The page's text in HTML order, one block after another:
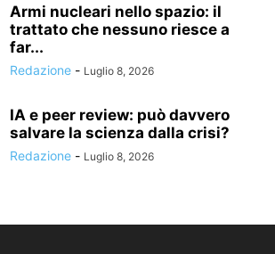
Armi nucleari nello spazio: il
trattato che nessuno riesce a
far...
Redazione - Luglio 8, 2026
IA e peer review: può davvero
salvare la scienza dalla crisi?
Redazione - Luglio 8, 2026